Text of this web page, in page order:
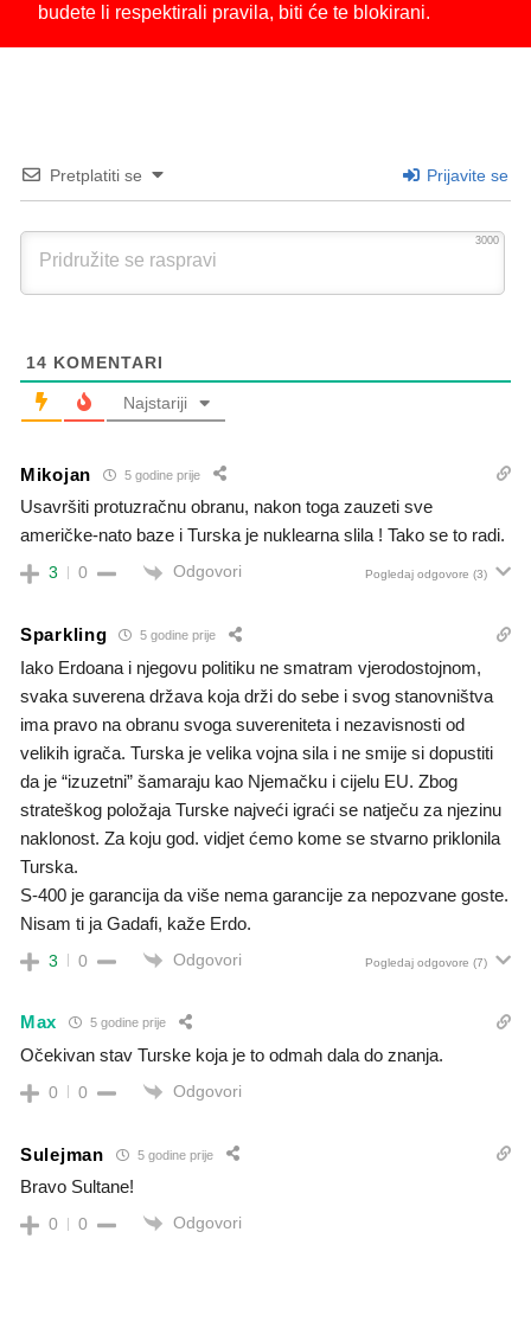
budete li respektirali pravila, biti će te blokirani.
Pretplatiti se Prijavite se
3000
14 KOMENTARI
Najstariji
Mikojan 5 godine prije
Usavršiti protuzračnu obranu, nakon toga zauzeti sve
američke-nato baze i Turska je nuklearna slila ! Tako se to radi.
3 0 Odgovori Pogledaj odgovore (3)
Sparkling 5 godine prije
Iako Erdoana i njegovu politiku ne smatram vjerodostojnom,
svaka suverena država koja drži do sebe i svog stanovništva
ima pravo na obranu svoga suvereniteta i nezavisnosti od
velikih igrača. Turska je velika vojna sila i ne smije si dopustiti
da je “izuzetni” šamaraju kao Njemačku i cijelu EU. Zbog
strateškog položaja Turske najveći igraći se natječu za njezinu
naklonost. Za koju god. vidjet ćemo kome se stvarno priklonila
Turska.
S-400 je garancija da više nema garancije za nepozvane goste.
Nisam ti ja Gadafi, kaže Erdo.
3 0 Odgovori Pogledaj odgovore (7)
Max 5 godine prije
Očekivan stav Turske koja je to odmah dala do znanja.
0 0 Odgovori
Sulejman 5 godine prije
Bravo Sultane!
0 0 Odgovori